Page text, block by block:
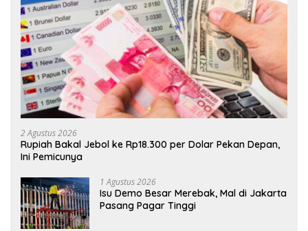
2 Agustus 2026
Rupiah Bakal Jebol ke Rp18.300 per Dolar Pekan Depan,
Ini Pemicunya
1 Agustus 2026
Isu Demo Besar Merebak, Mal di Jakarta
Pasang Pagar Tinggi